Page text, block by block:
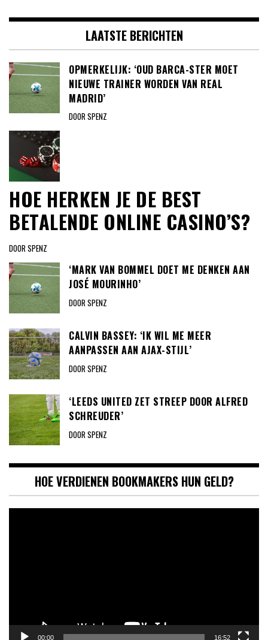
LAATSTE BERICHTEN
OPMERKELIJK: ‘OUD BARCA-STER MOET
NIEUWE TRAINER WORDEN VAN REAL
MADRID’
DOOR SPENZ
HOE HERKEN JE DE BEST
BETALENDE ONLINE CASINO’S?
DOOR SPENZ
‘MARK VAN BOMMEL DOET ME DENKEN AAN
JOSÉ MOURINHO’
DOOR SPENZ
CALVIN BASSEY: ‘IK WIL ME MEER
AANPASSEN AAN AJAX-STIJL’
DOOR SPENZ
‘LEEDS UNITED ZET STREEP DOOR ALFRED
SCHREUDER’
DOOR SPENZ
HOE VERDIENEN BOOKMAKERS HUN GELD?
00:00 16:52